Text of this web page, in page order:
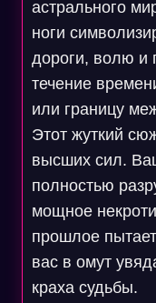
астрального
ноги
дороги, волю и
течение
или границу
Этот жуткий
высших сил.
полностью
мощное
прошлое
вас в омут
краха судьбы.